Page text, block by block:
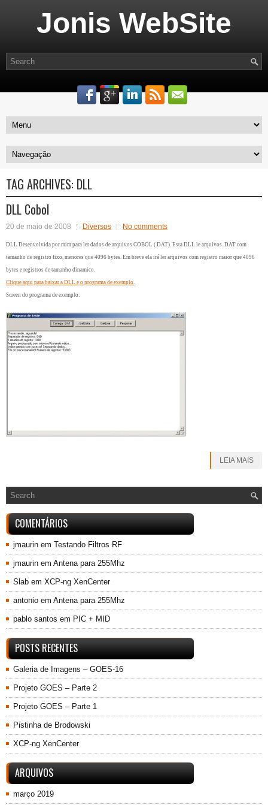
Jonis WebSite
TAG ARCHIVES: DLL
DLL Cobol
20 de maio de 2008 Diversos No comments
DLL Desenvolvida por mim para ler dados de arquivos COBOL (.DAT). Esta DLL le arquivos .DAT com
tamanho de registro fixo, menores que 4096 bytes. Em breve ela irá ler arquivos com registro maior que 4096
bytes e registros de tamanho dinamico.
Clique aqui para baixar a DLL e o programa de exemplo.
Screen do programa de exemplo:
LEIA MAIS
COMENTÁRIOS
jmaurin em Testando Filtros RF
jmaurin em Antena para 255Mhz
Slab em XCP-ng XenCenter
antonio em Antena para 255Mhz
pablo santos em PIC + MID
POSTS RECENTES
Galeria de Imagens – GOES-16
Projeto GOES – Parte 2
Projeto GOES – Parte 1
Pistinha de Brodowski
XCP-ng XenCenter
ARQUIVOS
março 2019